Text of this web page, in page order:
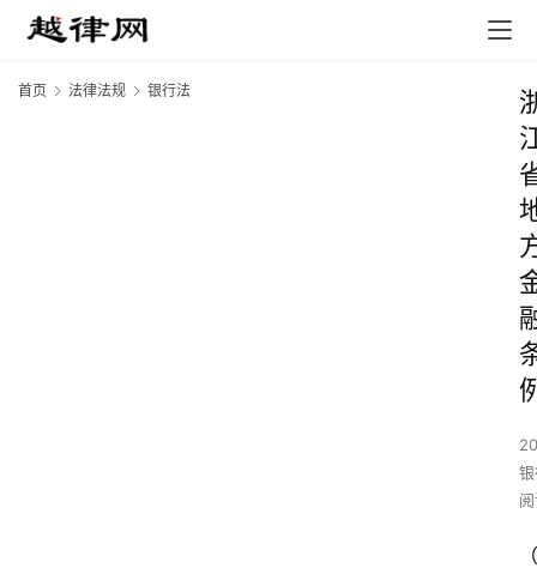
首页 法律法规 银行法
（